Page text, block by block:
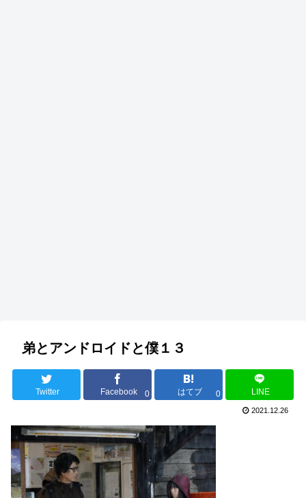
弟とアンドロイドと僕１３
Twitter Facebook 0 はてブ 0 LINE
2021.12.26